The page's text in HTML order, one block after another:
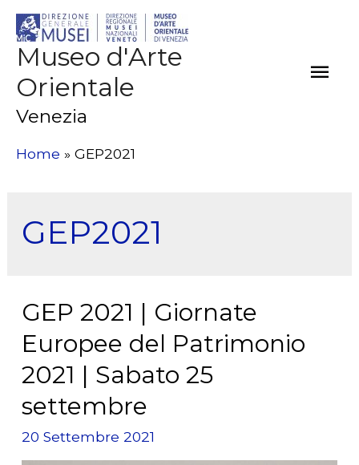
Museo d'Arte
Orientale
Venezia
Home GEP2021
GEP2021
GEP 2021 | Giornate
Europee del Patrimonio
2021 | Sabato 25
settembre
20 Settembre 2021